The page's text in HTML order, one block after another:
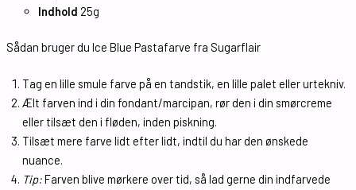
Indhold 25g
Sådan bruger du Ice Blue Pastafarve fra Sugarflair
Tag en lille smule farve på en tandstik, en lille palet eller urtekniv.
Ælt farven ind i din fondant/marcipan, rør den i din smørcreme
eller tilsæt den i fløden, inden piskning.
Tilsæt mere farve lidt efter lidt, indtil du har den ønskede
nuance.
Tip:Farven blive mørkere over tid, så lad gerne din indfarvede